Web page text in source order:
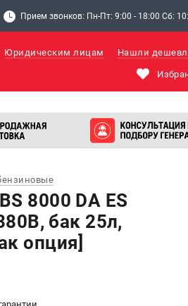
Прием звонков: Пн-Пт: 9:00 - 18:00 Сб:
Юридическим лицам Нашли
8000 DА ES
бак 25л,
опция]